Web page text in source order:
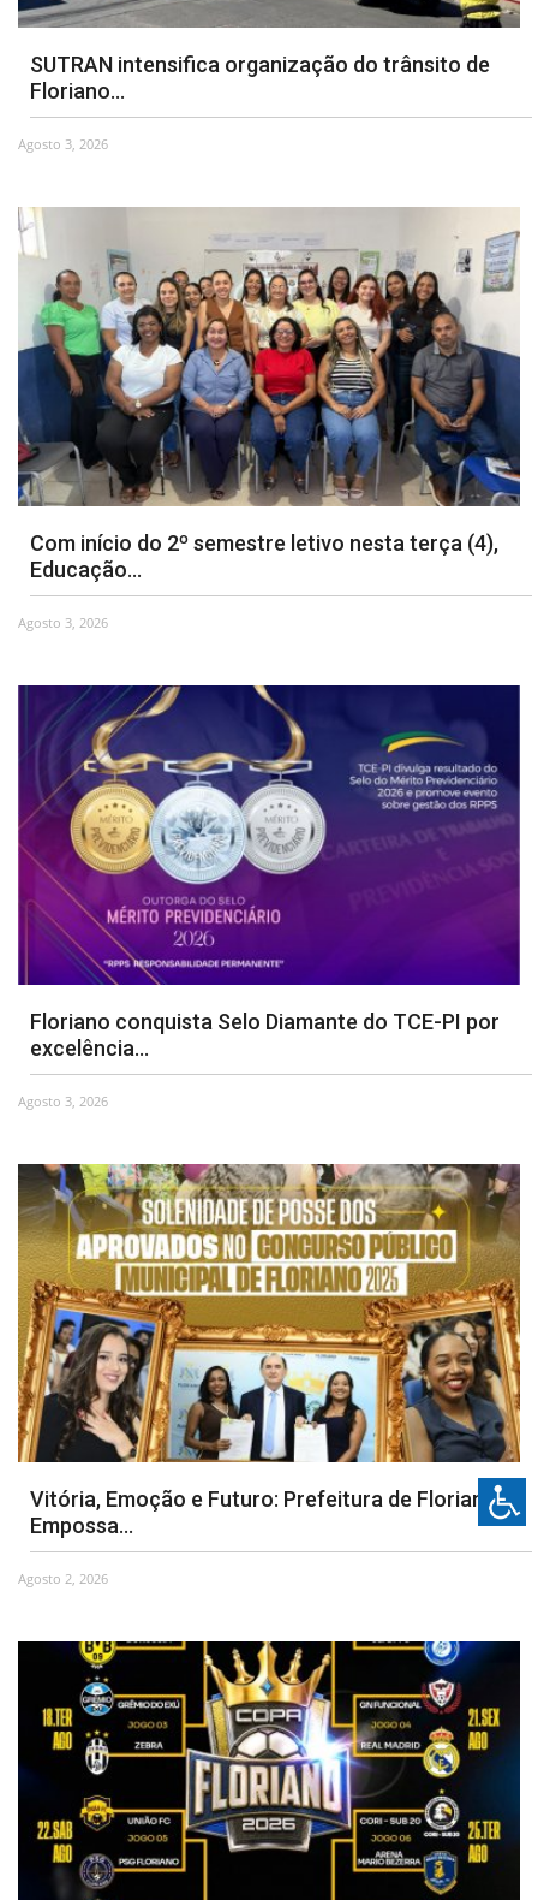
SUTRAN intensifica organização do trânsito de
Floriano...
Agosto 3, 2026
Com início do 2º semestre letivo nesta terça (4),
Educação...
Agosto 3, 2026
Floriano conquista Selo Diamante do TCE-PI por
excelência...
Agosto 3, 2026
Vitória, Emoção e Futuro: Prefeitura de Floriano
Empossa...
Agosto 2, 2026